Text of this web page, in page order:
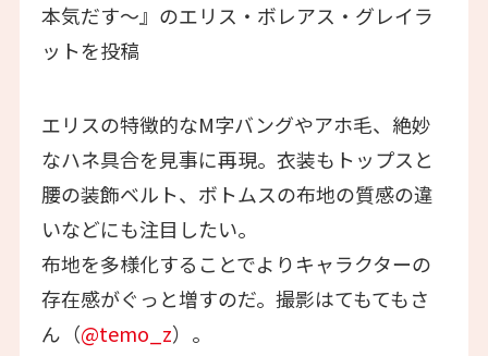
本気だす〜』のエリス・ボレアス・グレイラ
ットを投稿
エリスの特徴的なM字バングやアホ毛、絶妙
なハネ具合を見事に再現。衣装もトップスと
腰の装飾ベルト、ボトムスの布地の質感の違
いなどにも注目したい。
布地を多様化することでよりキャラクターの
存在感がぐっと増すのだ。撮影はてもてもさ
ん（@temo_z）。